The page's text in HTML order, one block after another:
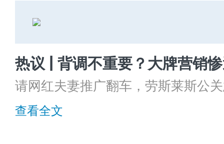
请网红夫妻推广翻车，劳斯莱斯公
下架视频！
查看全文